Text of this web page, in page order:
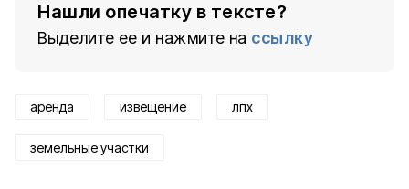
Нашли опечатку в тексте?
Выделите ее и нажмите на ссылку
аренда извещение лпх
земельные участки